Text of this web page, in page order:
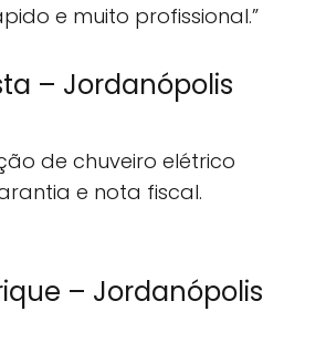
e muito profissional.”
– Jordanópolis
de chuveiro elétrico
e nota fiscal.
– Jordanópolis